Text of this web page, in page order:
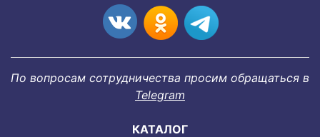
По вопросам сотрудничества просим обращаться в
Telegram
КАТАЛОГ